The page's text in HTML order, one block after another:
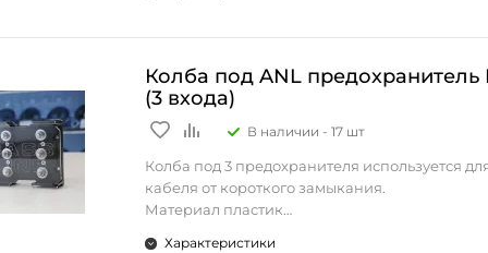
Колба под ANL предохранитель
(3 входа)
В наличии - 17 шт
Колба под 3 предохранителя используется
кабеля от короткого замыкания.
Материал пластик
Характеристики